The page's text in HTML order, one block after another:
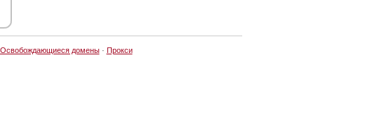
Освобождающиеся домены· Прокси